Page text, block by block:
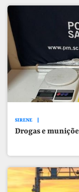
SIRENE
Drogas e